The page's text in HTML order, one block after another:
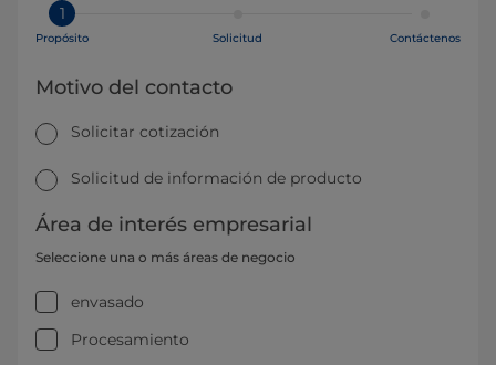
1
Propósito Solicitud Contáctenos
Motivo del contacto
Solicitar cotización
Solicitud de información de producto
Área de interés empresarial
Seleccione una o más áreas de negocio
envasado
Procesamiento